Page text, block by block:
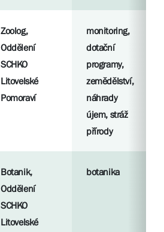
Zoolog,
Oddělení
SCHKO
Litovelské
Pomoraví
monitoring,
dotační
programy,
zemědělství,
náhrady
újem, stráž
přírody
Botanik,
Oddělení
SCHKO
Litovelské
botanika